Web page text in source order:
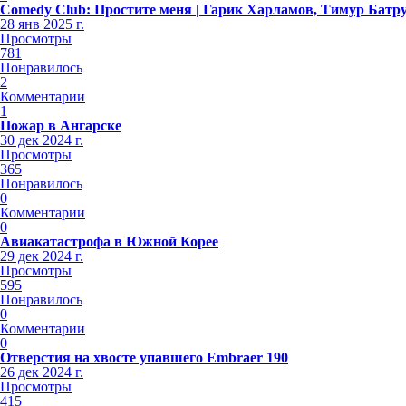
Comedy Club: Простите меня | Гарик Харламов, Тимур
28 янв 2025 г.
Просмотры
781
Понравилось
2
Комментарии
1
Пожар в Ангарске
30 дек 2024 г.
Просмотры
365
Понравилось
0
Комментарии
0
Авиакатастрофа в Южной Корее
29 дек 2024 г.
Просмотры
595
Понравилось
0
Комментарии
0
Отверстия на хвосте упавшего Embraer 190
26 дек 2024 г.
Просмотры
415